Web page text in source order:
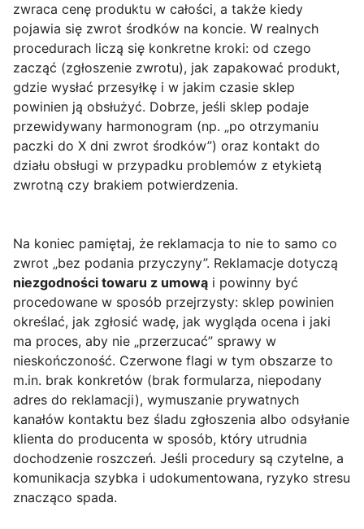
zwraca cenę produktu w całości, a także kiedy
pojawia się zwrot środków na koncie. W realnych
procedurach liczą się konkretne kroki: od czego
zacząć (zgłoszenie zwrotu), jak zapakować produkt,
gdzie wysłać przesyłkę i w jakim czasie sklep
powinien ją obsłużyć. Dobrze, jeśli sklep podaje
przewidywany harmonogram (np. „po otrzymaniu
paczki do X dni zwrot środków”) oraz kontakt do
działu obsługi w przypadku problemów z etykietą
zwrotną czy brakiem potwierdzenia.
Na koniec pamiętaj, że reklamacja to nie to samo co
zwrot „bez podania przyczyny”. Reklamacje dotyczą
niezgodności towaru z umową i powinny być
procedowane w sposób przejrzysty: sklep powinien
określać, jak zgłosić wadę, jak wygląda ocena i jaki
ma proces, aby nie „przerzucać” sprawy w
nieskończoność. Czerwone flagi w tym obszarze to
m.in. brak konkretów (brak formularza, niepodany
adres do reklamacji), wymuszanie prywatnych
kanałów kontaktu bez śladu zgłoszenia albo odsyłanie
klienta do producenta w sposób, który utrudnia
dochodzenie roszczeń. Jeśli procedury są czytelne, a
komunikacja szybka i udokumentowana, ryzyko stresu
znacząco spada.